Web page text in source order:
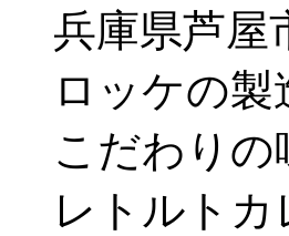
兵庫県芦屋
ロッケの
こだわり
レトルト